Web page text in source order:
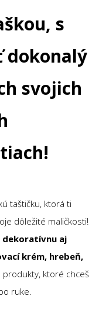
s
dokonalý
svojich
taštičku, ktorá ti
dôležité maličkosti!
dekoratívnu aj
krém, hrebeň,
produkty, ktoré chceš
ruke.